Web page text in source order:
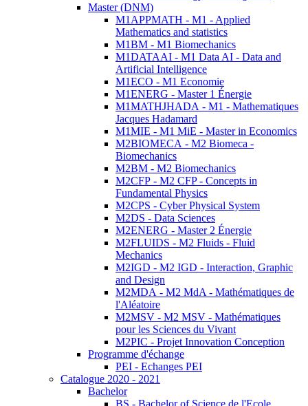
Master (DNM)
M1APPMATH - M1 - Applied
Mathematics and statistics
M1BM - M1 Biomechanics
M1DATAAI - M1 Data AI - Data and
Artificial Intelligence
M1ECO - M1 Economie
M1ENERG - Master 1 Énergie
M1MATHJHADA - M1 - Mathematiques
Jacques Hadamard
M1MIE - M1 MiE - Master in Economics
M2BIOMECA - M2 Biomeca -
Biomechanics
M2BM - M2 Biomechanics
M2CFP - M2 CFP - Concepts in
Fundamental Physics
M2CPS - Cyber Physical System
M2DS - Data Sciences
M2ENERG - Master 2 Énergie
M2FLUIDS - M2 Fluids - Fluid
Mechanics
M2IGD - M2 IGD - Interaction, Graphic
and Design
M2MDA - M2 MdA - Mathématiques de
l'Aléatoire
M2MSV - M2 MSV - Mathématiques
pour les Sciences du Vivant
M2PIC - Projet Innovation Conception
Programme d'échange
PEI - Echanges PEI
Catalogue 2020 - 2021
Bachelor
BS - Bachelor of Science de l'Ecole